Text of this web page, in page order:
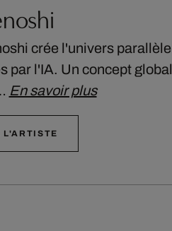
crée l'univers parallèle
par l'IA. Un concept global
En savoir plus
L'ARTISTE